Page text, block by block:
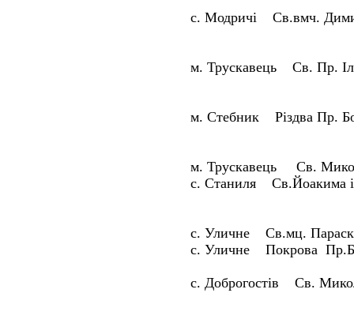
с. Модричі Св.вмч.
м. Трускавець Св. Пр.
м. Стебник Різдва Пр.
м. Трускавець Св.
с. Станиля Св.Йоакима
с. Уличне Св.мц.
с. Уличне Покрова
с. Доброгостів Св.